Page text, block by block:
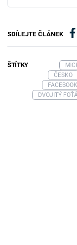
SDÍLEJTE ČLÁNEK
ŠTÍTKY
ČESKO
DVOJITÝ